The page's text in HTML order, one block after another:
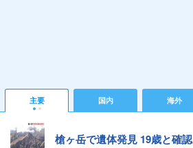
主要 国内 海外
槍ヶ岳で遺体発見 19歳と確認